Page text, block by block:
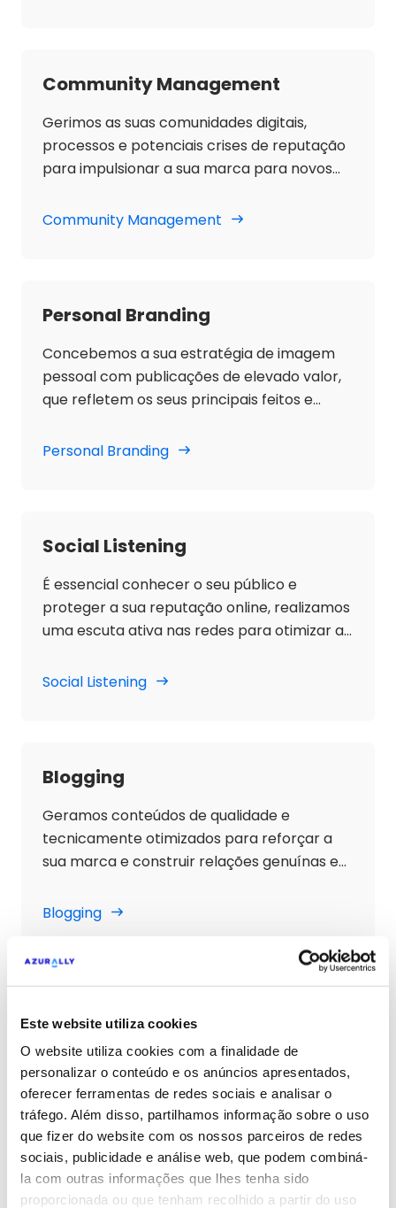
Este website utiliza cookies
O website utiliza cookies com a finalidade de
personalizar o conteúdo e os anúncios apresentados,
oferecer ferramentas de redes sociais e analisar o
tráfego. Além disso, partilhamos informação sobre o uso
que fizer do website com os nossos parceiros de redes
sociais, publicidade e análise web, que podem combiná-
la com outras informações que lhes tenha sido
proporcionada ou que tenham recolhido a partir do uso
Community Management
Gerimos as suas comunidades digitais,
processos e potenciais crises de reputação
para impulsionar a sua marca para novos
Community Management
Personal Branding
Concebemos a sua estratégia de imagem
pessoal com publicações de elevado valor,
que refletem os seus principais feitos e
o seu público e gerando oportunidades de
Personal Branding
Social Listening
É essencial conhecer o seu público e
proteger a sua reputação online, realizamos
uma escuta ativa nas redes para otimizar a
Social Listening
Blogging
Geramos conteúdos de qualidade e
tecnicamente otimizados para reforçar a
sua marca e construir relações genuínas e
Blogging
Potenciamos o engagement e
impulsionamos a sua marca através do
podcasting empresarial com a nossa equipa
especializada em redes sociais.
Podcasting